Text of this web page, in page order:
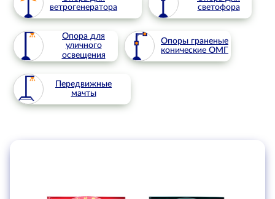
ветрогенератора
светофора
Опора для
уличного
освещения
Опоры граненые
конические ОМГ
Передвижные
мачты